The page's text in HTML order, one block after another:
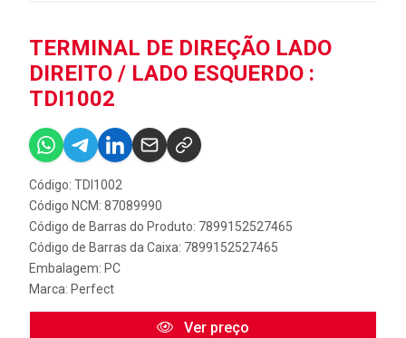
TERMINAL DE DIREÇÃO LADO
DIREITO / LADO ESQUERDO :
TDI1002
Código: TDI1002
Código NCM: 87089990
Código de Barras do Produto: 7899152527465
Código de Barras da Caixa: 7899152527465
Embalagem: PC
Marca: Perfect
Ver preço